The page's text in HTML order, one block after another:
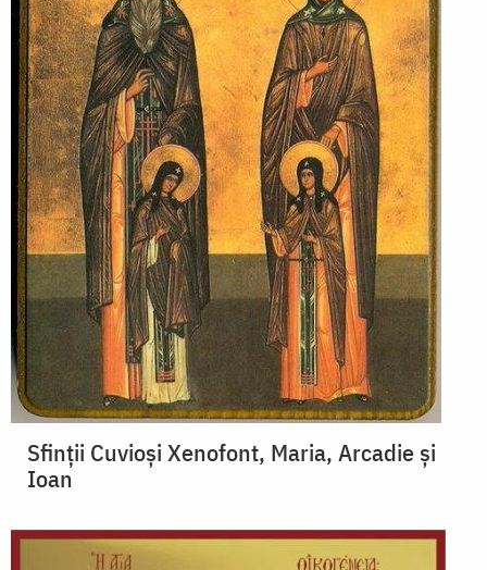
Sfinții Cuvioși Xenofont, Maria, Arcadie și
Ioan